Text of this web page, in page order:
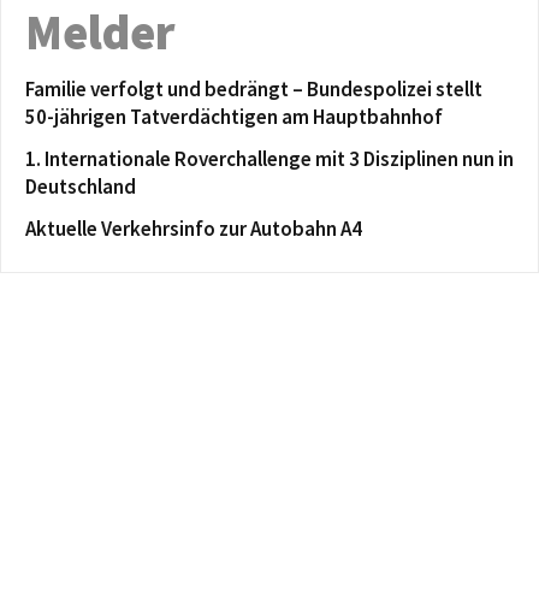
Melder
Familie verfolgt und bedrängt – Bundespolizei stellt
50-jährigen Tatverdächtigen am Hauptbahnhof
1. Internationale Roverchallenge mit 3 Disziplinen nun in
Deutschland
Aktuelle Verkehrsinfo zur Autobahn A4